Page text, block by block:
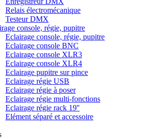
Relais électromécanique
Testeur DMX
console, régie, pupitre
Eclairage console, régie, pupitre
Eclairage console BNC
Eclairage console XLR3
Eclairage console XLR4
Eclairage pupitre sur pince
Eclairage régie USB
Eclairage régie à poser
Eclairage régie multi-fonctions
Eclairage régie rack 19''
Elément séparé et accessoire